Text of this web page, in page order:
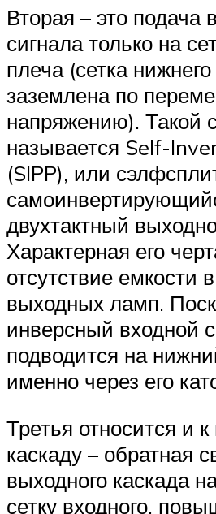
Вторая – это подача
сигнала только на
плеча (сетка
заземлена по
напряжению). Такой
называется Self-
(SIPP), или
двухтактный
Характерная его
отсутствие емкости
выходных ламп.
инверсный входной
подводится на
именно через его
Третья относится и
каскаду – обратная
выходного каскада
сетку входного,